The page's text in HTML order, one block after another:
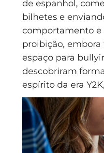
de espanhol,
bilhetes e
comportamento e
proibição,
espaço para
descobriram
espírito da era